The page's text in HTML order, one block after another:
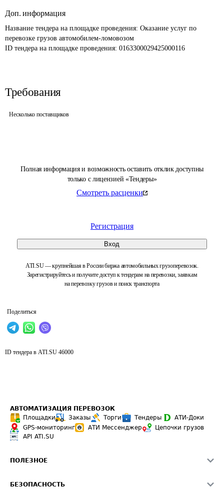
Полная информация и возможность оставить отклик доступны
только с лицензией «Тендеры»
Смотреть расценки
Регистрация
Вход
ATI.SU — крупнейшая в России биржа автомобильных грузоперевозок.
Зарегистрируйтесь и получите доступ к тендерам на перевозки, заявкам
на перевозку грузов и поиск транспорта
Поделиться
Доп. информация
Название тендера на площадке проведения: Оказание услуг по
перевозке грузов автомобилем-ломовозом
ID тендера на площадке проведения: 0163300029425000116
Требования
Несколько поставщиков
ID тендера в ATI.SU 46000
АВТОМАТИЗАЦИЯ ПЕРЕВОЗОК
Площадки
Заказы Торги Тендеры
АТИ-Доки
GPS-мониторинг
АТИ Мессенджер
Цепочки грузов
API ATI.SU
ПОЛЕЗНОЕ
БЕЗОПАСНОСТЬ